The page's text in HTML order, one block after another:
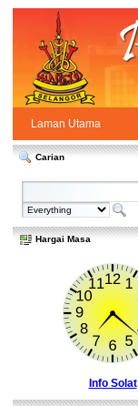
Skip to Content
PPSUKSEL
Laman Utama
Laman Utama
Carian
Hargai Masa
Info Solat